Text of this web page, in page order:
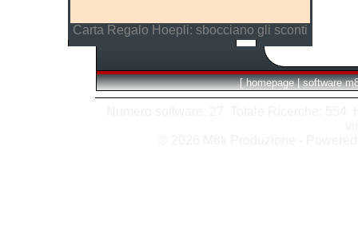
Carta Regalo Hoepli: sbocciano gli sconti
[ homepage | software